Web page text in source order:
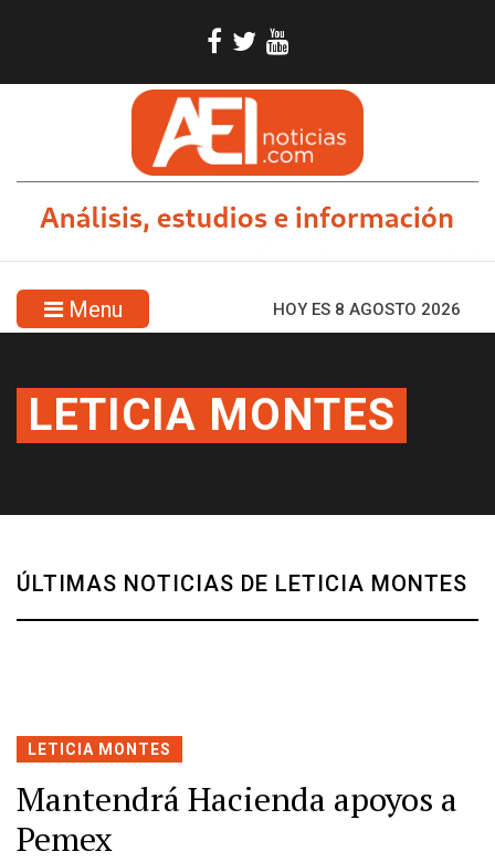
Menu HOY ES 8 AGOSTO 2026
LETICIA MONTES
ÚLTIMAS NOTICIAS DE LETICIA MONTES
LETICIA MONTES
Mantendrá Hacienda apoyos a
Pemex